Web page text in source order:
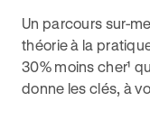
Un parcours sur-
théorie à la
30% moins cher¹
donne les clés, à